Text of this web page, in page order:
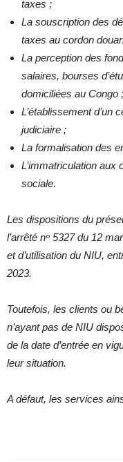
taxes ;
La souscription des
taxes au cordon
La perception des
salaires, bourses
domiciliées au Congo ;
L’établissement d’un
judiciaire ;
La formalisation des
L’immatriculation
sociale.
Les dispositions du
l’arrêté nᵒ 5327 du 12
et d’utilisation du NIU,
2023.
Toutefois, les clients ou
n’ayant pas de NIU
de la date d’entrée en
leur situation.
A défaut, les services